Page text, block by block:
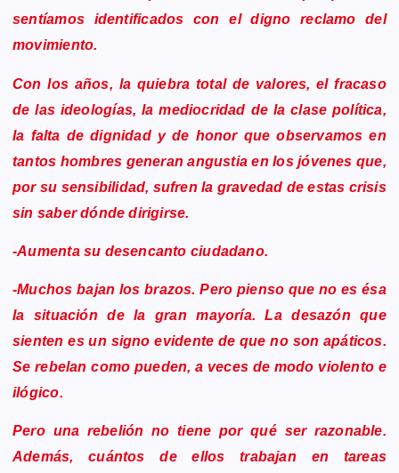
sentíamos identificados con el digno reclamo del
movimiento.
Con los años, la quiebra total de valores, el fracaso
de las ideologías, la mediocridad de la clase política,
la falta de dignidad y de honor que observamos en
tantos hombres generan angustia en los jóvenes que,
por su sensibilidad, sufren la gravedad de estas crisis
sin saber dónde dirigirse.
-Aumenta su desencanto ciudadano.
-Muchos bajan los brazos. Pero pienso que no es ésa
la situación de la gran mayoría. La desazón que
sienten es un signo evidente de que no son apáticos.
Se rebelan como pueden, a veces de modo violento e
ilógico.
Pero una rebelión no tiene por qué ser razonable.
Además, cuántos de ellos trabajan en tareas